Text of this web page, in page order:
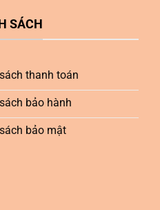
SÁCH
thanh toán
bảo hành
bảo mật